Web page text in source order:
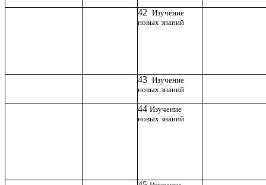
42 Изучение
новых знаний
43 Изучение
новых знаний
44 Изучение
новых знаний